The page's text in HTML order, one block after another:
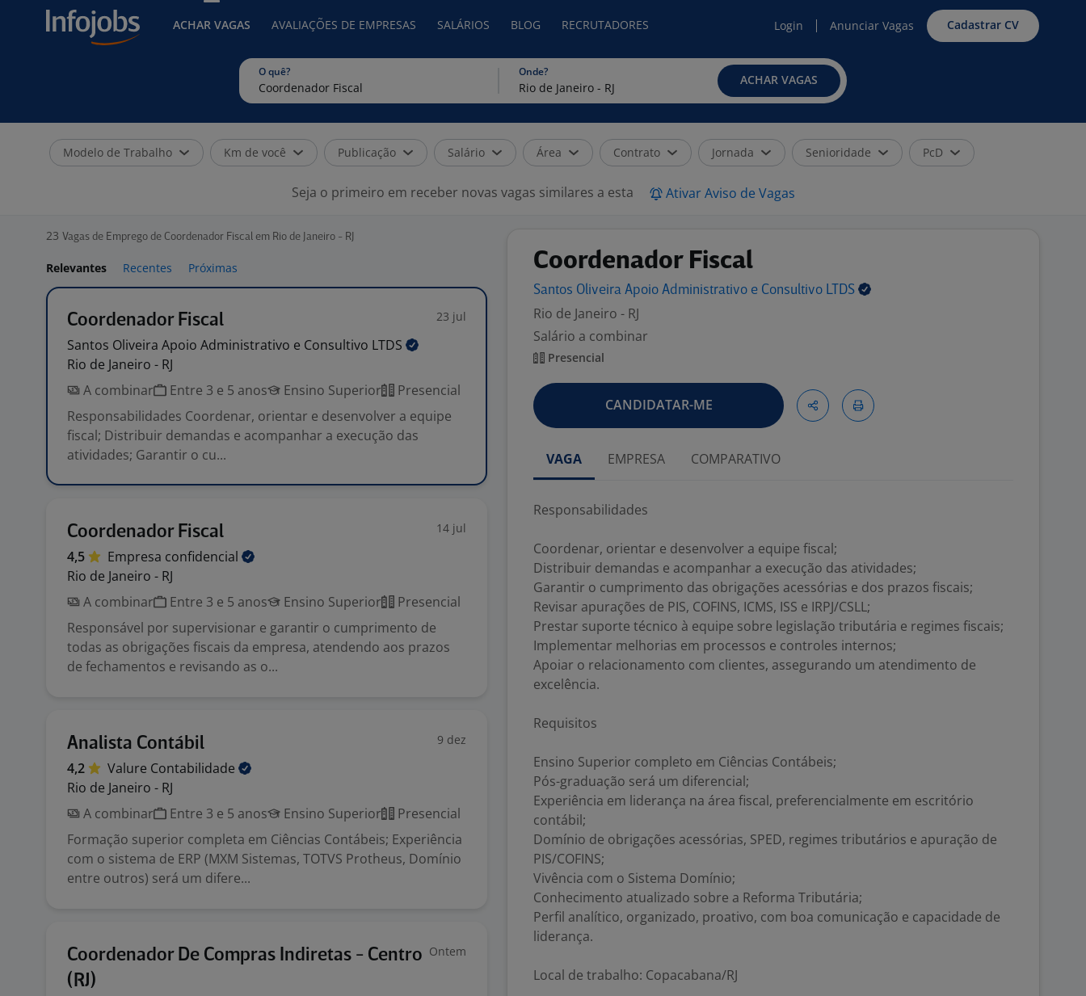
ACHAR VAGAS AVALIAÇÕES DE EMPRESAS SALÁRIOS BLOG RECRUTADORES Login Anunciar Vagas Cadastrar CV
O quê? Onde?
ACHAR VAGAS
Modelo de Trabalho Km de você Publicação Salário Área Contrato Jornada Senioridade PcD
Seja o primeiro em receber novas vagas similares a esta Ativar Aviso de Vagas
23 Vagas de Emprego de Coordenador Fiscal em Rio de Janeiro - RJ
Relevantes Recentes Próximas
Coordenador Fiscal 23 jul
Santos Oliveira Apoio Administrativo e Consultivo LTDS
Rio de Janeiro - RJ
A combinar
Entre 3 e 5 anos Ensino Superior
Presencial
Responsabilidades Coordenar, orientar e desenvolver a equipe
fiscal; Distribuir demandas e acompanhar a execução das
atividades; Garantir o cu...
Coordenador Fiscal 14 jul
4,5 Empresa confidencial
Rio de Janeiro - RJ
A combinar
Entre 3 e 5 anos Ensino Superior
Presencial
Responsável por supervisionar e garantir o cumprimento de
todas as obrigações fiscais da empresa, atendendo aos prazos
de fechamentos e revisando as o...
Analista Contábil 9 dez
4,2 Valure Contabilidade
Rio de Janeiro - RJ
A combinar
Entre 3 e 5 anos Ensino Superior
Presencial
Formação superior completa em Ciências Contábeis; Experiência
com o sistema de ERP (MXM Sistemas, TOTVS Protheus, Domínio
entre outros) será um difere...
Coordenador De Compras Indiretas - Centro
(RJ)
Ontem
Coordenador Fiscal
Santos Oliveira Apoio Administrativo e Consultivo LTDS
Rio de Janeiro - RJ
Salário a combinar
Presencial
CANDIDATAR-ME
VAGA EMPRESA COMPARATIVO
Responsabilidades
Coordenar, orientar e desenvolver a equipe fiscal;
Distribuir demandas e acompanhar a execução das atividades;
Garantir o cumprimento das obrigações acessórias e dos prazos fiscais;
Revisar apurações de PIS, COFINS, ICMS, ISS e IRPJ/CSLL;
Prestar suporte técnico à equipe sobre legislação tributária e regimes fiscais;
Implementar melhorias em processos e controles internos;
Apoiar o relacionamento com clientes, assegurando um atendimento de
excelência.
Requisitos
Ensino Superior completo em Ciências Contábeis;
Pós-graduação será um diferencial;
Experiência em liderança na área fiscal, preferencialmente em escritório
contábil;
Domínio de obrigações acessórias, SPED, regimes tributários e apuração de
PIS/COFINS;
Vivência com o Sistema Domínio;
Conhecimento atualizado sobre a Reforma Tributária;
Perfil analítico, organizado, proativo, com boa comunicação e capacidade de
liderança.
Local de trabalho: Copacabana/RJ